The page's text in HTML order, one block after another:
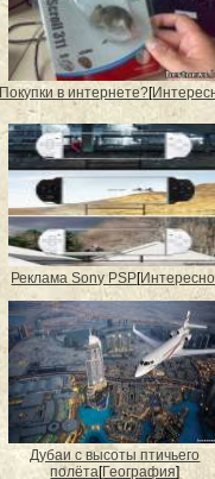
Покупки в интернете?[
Реклама Sony PSP[Интересно
Дубаи с высоты птичьего
полёта[География]